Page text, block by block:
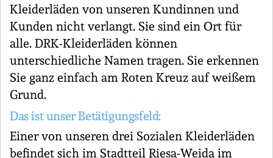
Kleiderläden von unseren Kundinnen und
Kunden nicht verlangt. Sie sind ein Ort für
alle. DRK-Kleiderläden können
unterschiedliche Namen tragen. Sie erkennen
Sie ganz einfach am Roten Kreuz auf weißem
Grund.
Das ist unser Betätigungsfeld:
Einer von unseren drei Sozialen Kleiderläden
befindet sich im Stadtteil Riesa-Weida im